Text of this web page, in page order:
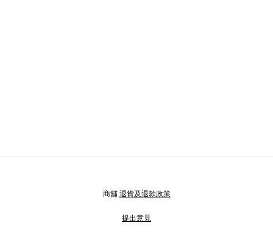
商舖退貨及退款政策
提出意見